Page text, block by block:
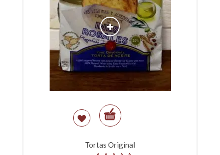
Tortas Original